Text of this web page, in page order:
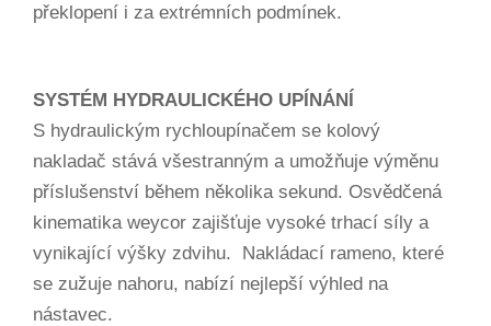
překlopení i za extrémních podmínek.
SYSTÉM HYDRAULICKÉHO UPÍNÁNÍ
S hydraulickým rychloupínačem se kolový
nakladač stává všestranným a umožňuje výměnu
příslušenství během několika sekund. Osvědčená
kinematika weycor zajišťuje vysoké trhací síly a
vynikající výšky zdvihu. Nakládací rameno, které
se zužuje nahoru, nabízí nejlepší výhled na
nástavec.